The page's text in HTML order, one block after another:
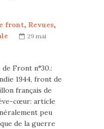
front, Revues,
29 mai
Front n°30.:
1944, front de
français de
cœur: article
peu
de la guerre